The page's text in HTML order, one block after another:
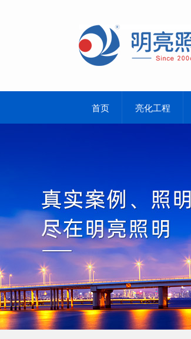
首页 亮化工程